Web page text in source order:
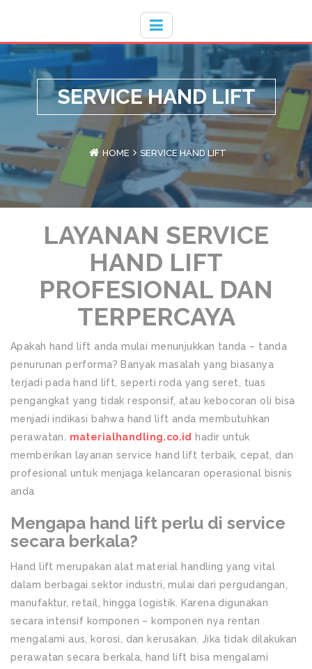
SERVICE HAND LIFT
HOME SERVICE HAND LIFT
LAYANAN SERVICE
HAND LIFT
PROFESIONAL DAN
TERPERCAYA
Apakah hand lift anda mulai menunjukkan tanda – tanda
penurunan performa? Banyak masalah yang biasanya
terjadi pada hand lift, seperti roda yang seret, tuas
pengangkat yang tidak responsif, atau kebocoran oli bisa
menjadi indikasi bahwa hand lift anda membutuhkan
perawatan. materialhandling.co.id
hadir untuk
memberikan layanan service hand lift terbaik, cepat, dan
profesional untuk menjaga kelancaran operasional bisnis
anda
Mengapa hand lift perlu di service
secara berkala?
Hand lift merupakan alat material handling yang vital
dalam berbagai sektor industri, mulai dari pergudangan,
manufaktur, retail, hingga logistik. Karena digunakan
secara intensif komponen – komponen nya rentan
mengalami aus, korosi, dan kerusakan. Jika tidak dilakukan
perawatan secara berkala, hand lift bisa mengalami